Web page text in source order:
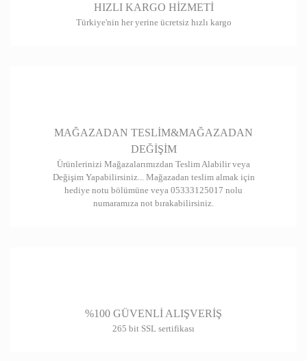
Ürün fiyatı diğer sitelerden daha pahalı.
Gönder
HIZLI KARGO HİZMETİ
Türkiye'nin her yerine ücretsiz hızlı kargo
MAĞAZADAN TESLİM&MAĞAZADAN
DEĞİŞİM
Ürünlerinizi Mağazalarımızdan Teslim Alabilir veya
Değişim Yapabilirsiniz... Mağazadan teslim almak için
hediye notu bölümüne veya 05333125017 nolu
numaramıza not bırakabilirsiniz.
%100 GÜVENLİ ALIŞVERİŞ
265 bit SSL sertifikası